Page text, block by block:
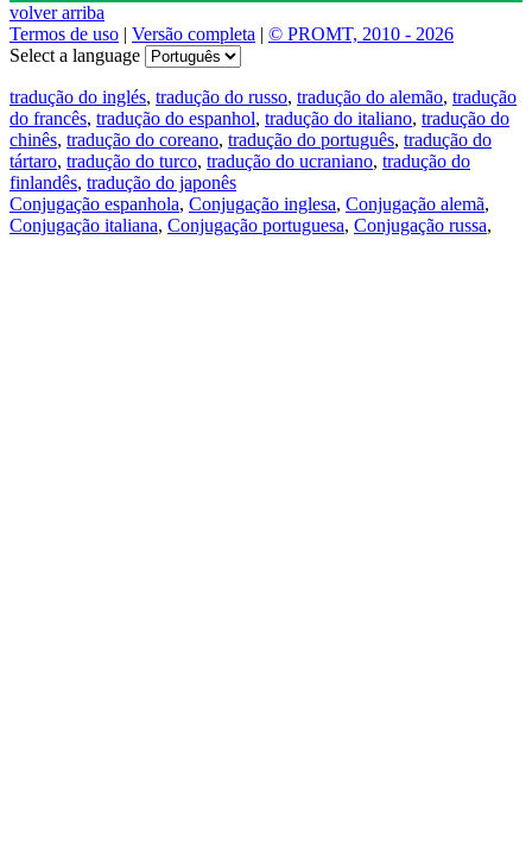
volver arriba
Termos de uso | Versão completa | © PROMT, 2010 - 2026
Select a language
tradução do inglés, tradução do russo, tradução do alemão, tradução
do francês, tradução do espanhol, tradução do italiano, tradução do
chinês, tradução do coreano, tradução do português, tradução do
tártaro, tradução do turco, tradução do ucraniano, tradução do
finlandês, tradução do japonês
Conjugação espanhola, Conjugação inglesa, Conjugação alemã,
Conjugação italiana, Conjugação portuguesa, Conjugação russa,